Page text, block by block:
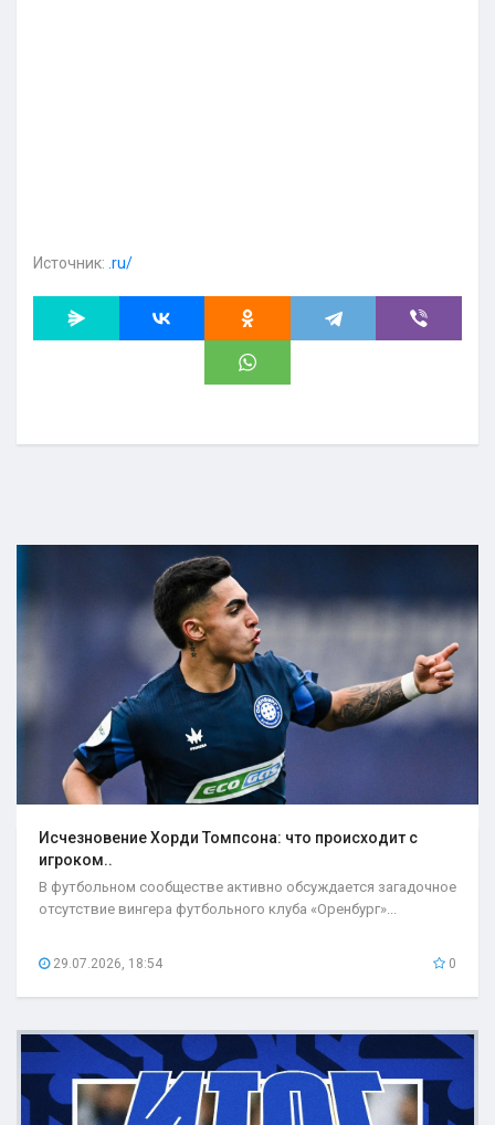
Источник: .ru/
Исчезновение Хорди Томпсона: что происходит с
игроком..
В футбольном сообществе активно обсуждается загадочное
отсутствие вингера футбольного клуба «Оренбург»...
29.07.2026, 18:54 0